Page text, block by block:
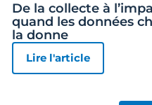
De la collecte à
quand les données
la donne
Lire l'article